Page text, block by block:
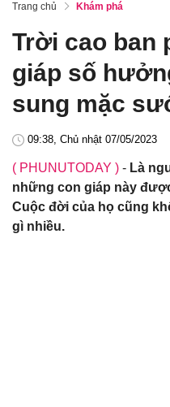
Trang chủ Khám phá
Trời cao ban
giáp số
sung mặc
09:38, Chủ nhật 07/05/2023
( PHUNUTODAY ) - Là
những con giáp này
Cuộc đời của họ cũng
gì nhiều.